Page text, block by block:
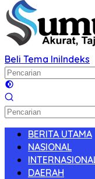
Beli Tema IniIndeks
BERITA UTAMA
NASIONAL
DAERAH